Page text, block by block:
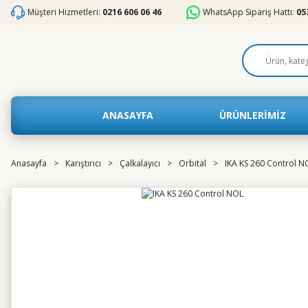
Müşteri Hizmetleri: 0216 606 06 46 WhatsApp Sipariş Hattı:
ANASAYFA ÜRÜNLERİMİZ
Anasayfa Karıştırıcı Çalkalayıcı Orbital IKA KS 260 Control